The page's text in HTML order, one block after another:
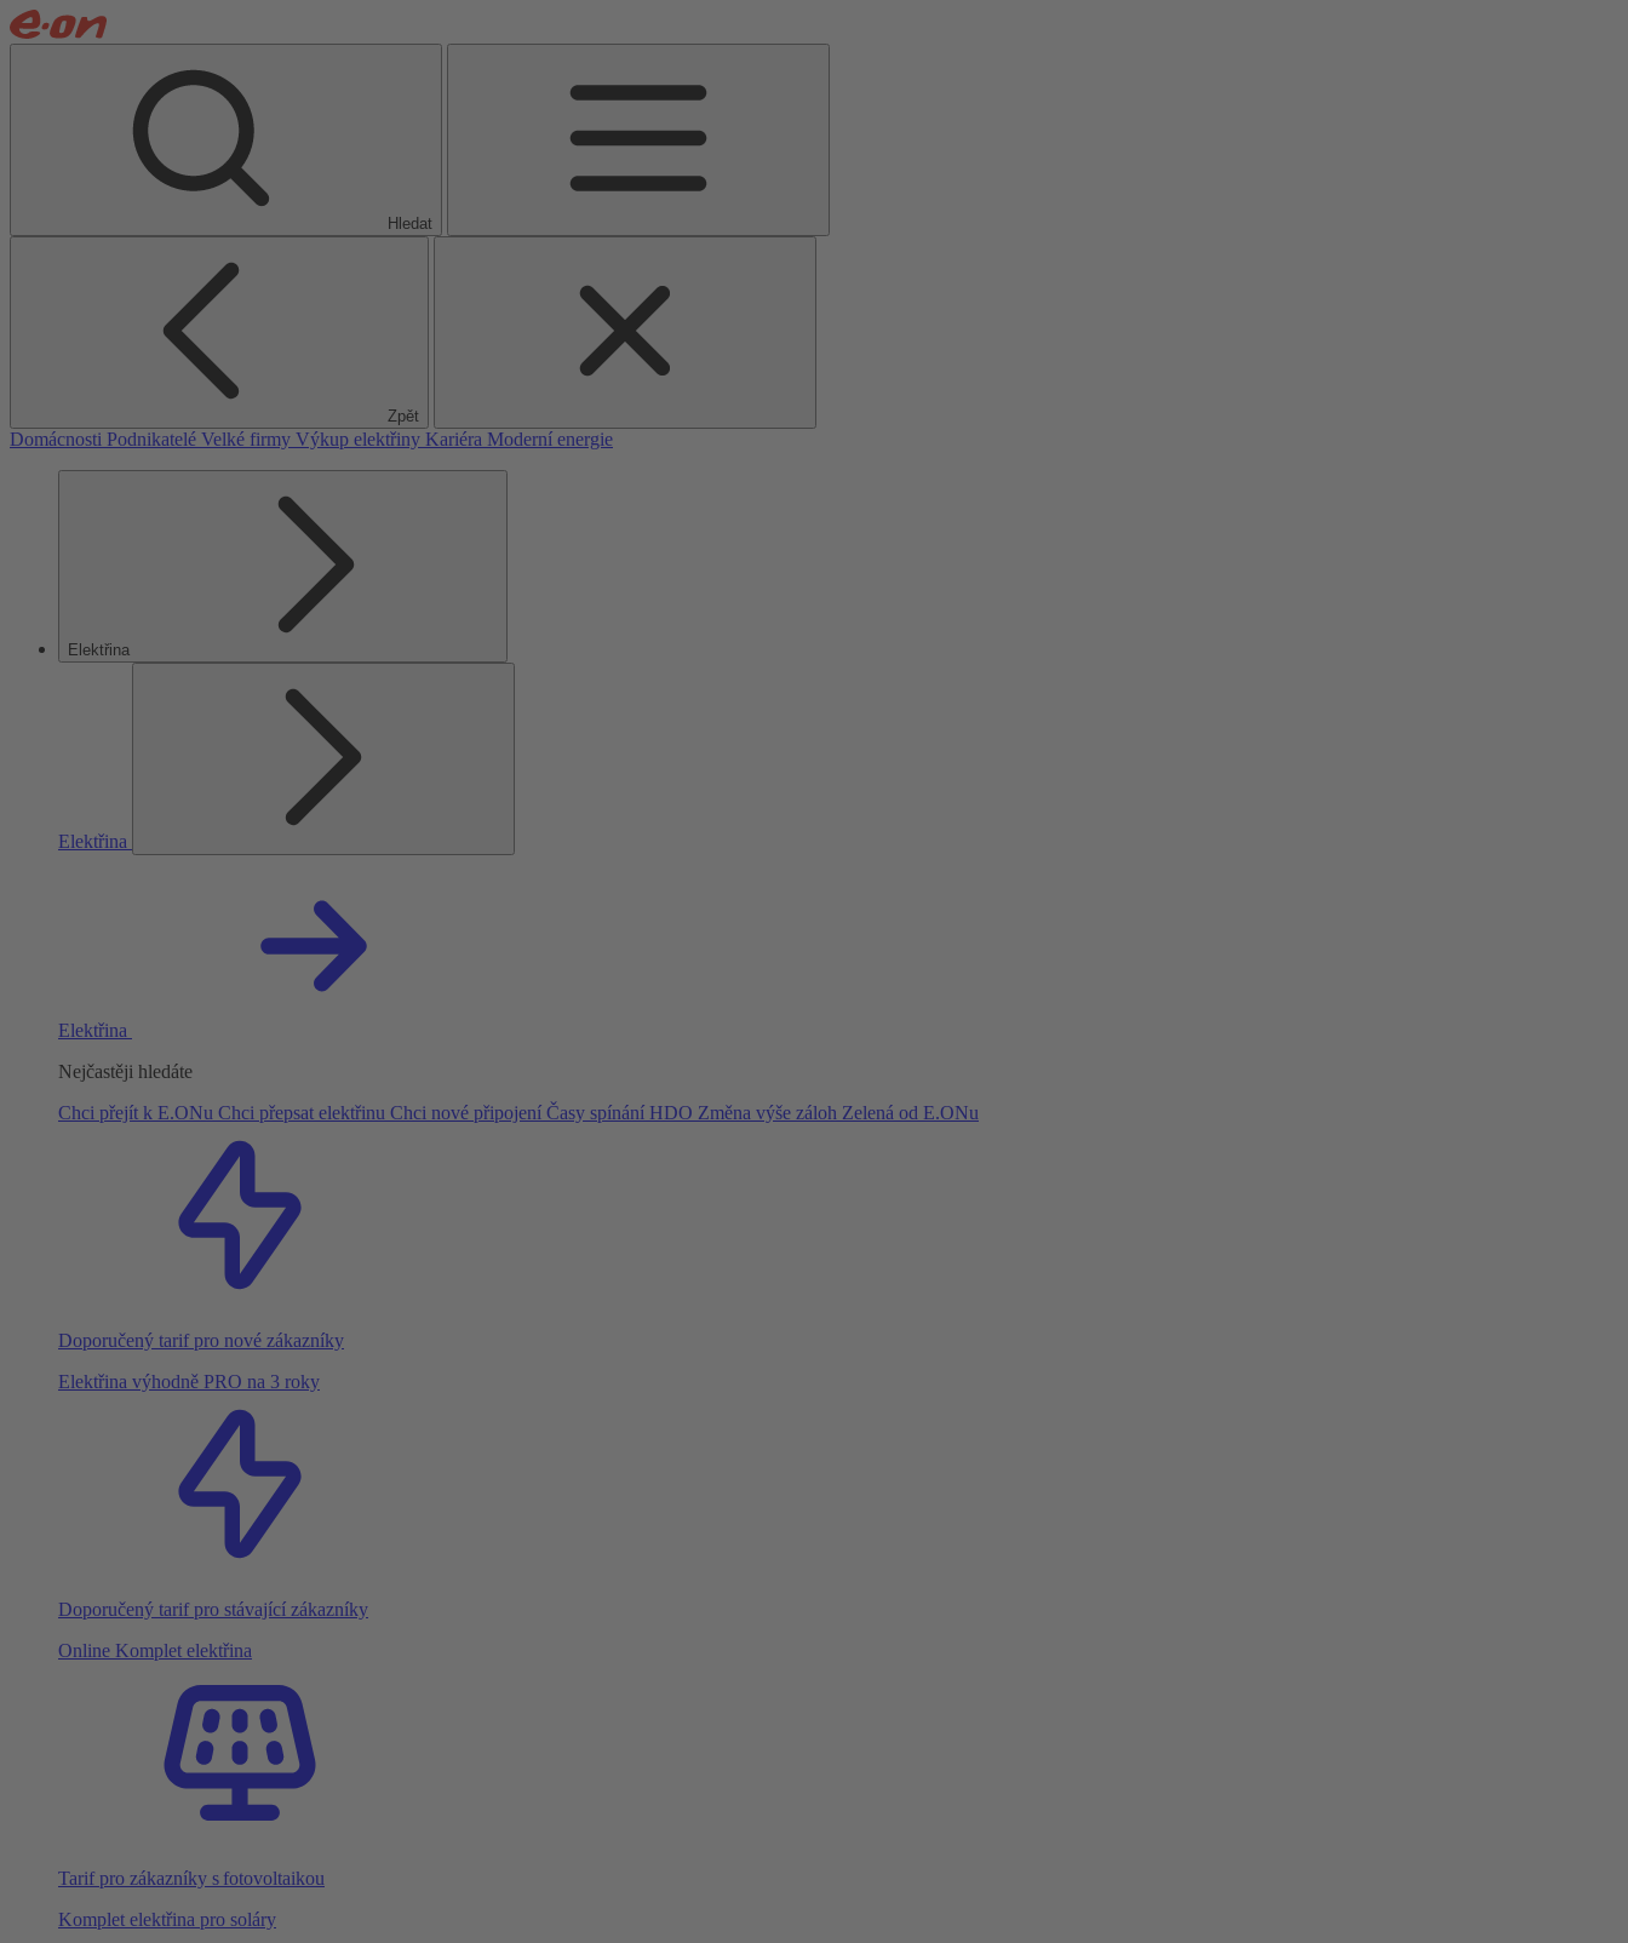
Hledat
Zpět
Domácnosti Podnikatelé Velké firmy Výkup elektřiny Kariéra Moderní energie
Elektřina
Elektřina
Elektřina
Nejčastěji hledáte
Chci přejít k E.ONu Chci přepsat elektřinu Chci nové připojení Časy spínání HDO Změna výše záloh Zelená od E.ONu
Doporučený tarif pro nové zákazníky
Elektřina výhodně PRO na 3 roky
Doporučený tarif pro stávající zákazníky
Online Komplet elektřina
Tarif pro zákazníky s fotovoltaikou
Komplet elektřina pro soláry